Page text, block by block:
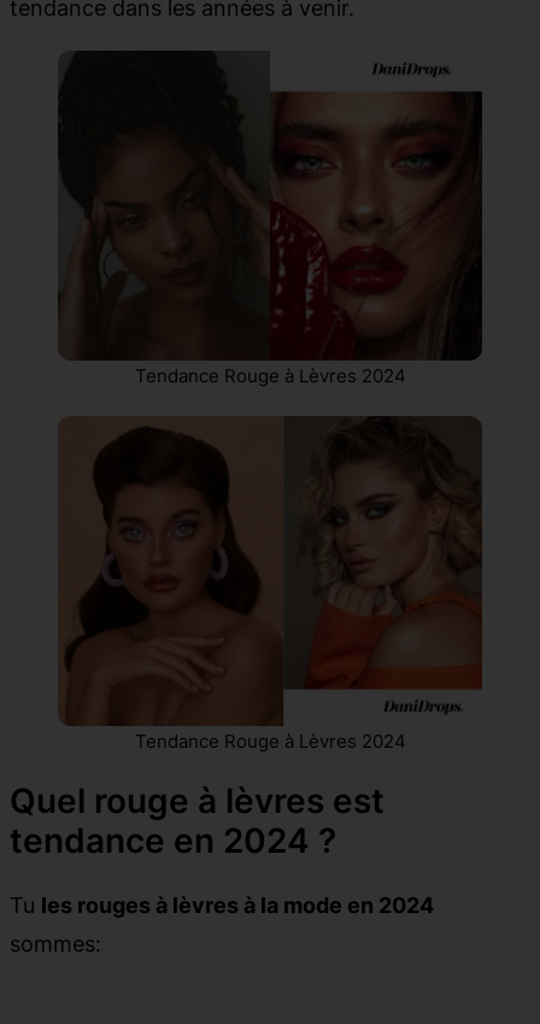
tendance dans les années à venir.
Tendance Rouge à Lèvres 2024
Tendance Rouge à Lèvres 2024
Quel rouge à lèvres est
tendance en 2024 ?
Tu les rouges à lèvres à la mode en 2024
sommes: